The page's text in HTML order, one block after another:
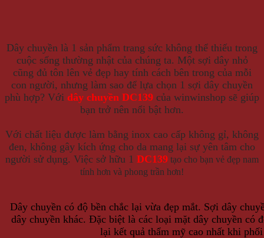
Dây chuyền là 1 sản phẩm trang sức không thể thiếu trong
cuộc sống thường nhật của chúng ta. Một sợi dây nhỏ
cũng đủ tôn lên vẻ đẹp hay tính cách bên trong của mỗi
con người, nhưng làm sao để lựa chọn 1 sợi dây chuyền
phù hợp? Với dây chuyền DC139 của winwinshop sẽ giúp
bạn trở nên nổi bật hơn.
Với chất liệu được làm bằng inox cao cấp không gỉ, không
đen, không gây kích ứng cho da mang lại sự yên tâm cho
người sử dụng. Việc sở hữu 1 DC139 tạo cho bạn vẻ đẹp nam
tính hơn và phong trần hơn!
Dây chuyền có độ bền chắc lại vừa đẹp mắt. Sợi dây
dây chuyền khác. Đặc biệt là các loại mặt dây chuyền có
lại kết quả thẩm mỹ cao nhất khi